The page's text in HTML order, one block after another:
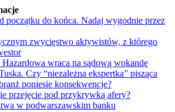
początku do końca. Nadaj wygodnie przez
zwycięstwo aktywistów, z którego
wraca na sądową wokandę
Czy “niezależna ekspertka” pisząca
poniesie konsekwencje?
przejęcie pod przykrywką afery?
w podwarszawskim banku